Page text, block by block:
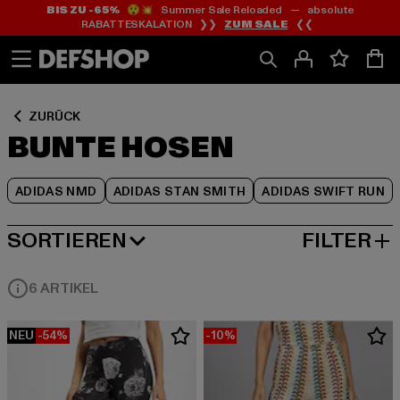
Zum
Inhalt
springen
Zum
Fußzeile
springen
BIS ZU -65%😲💥 Summer Sale Reloaded — absolute
RABATTESKALATION ❯❯ ZUM SALE ❮❮
ZURÜCK
BUNTE HOSEN
ADIDAS NMD ADIDAS STAN SMITH ADIDAS SWIFT RUN
Zum
Produktraster
springen
SORTIEREN
BELIEBTESTE FILTER
6 ARTIKEL
NEU -54% -10%